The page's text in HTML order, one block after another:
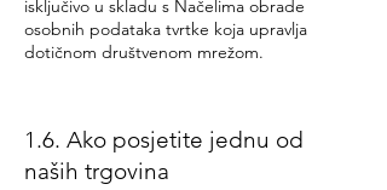
isključivo u skladu s Načelima obrade
osobnih podataka tvrtke koja upravlja
dotičnom društvenom mrežom.
1.6. Ako posjetite jednu od
naših trgovina